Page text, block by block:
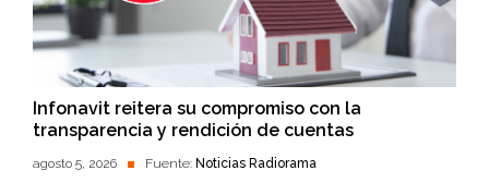
Infonavit reitera su compromiso con la
transparencia y rendición de cuentas
agosto 5, 2026 Fuente: Noticias Radiorama